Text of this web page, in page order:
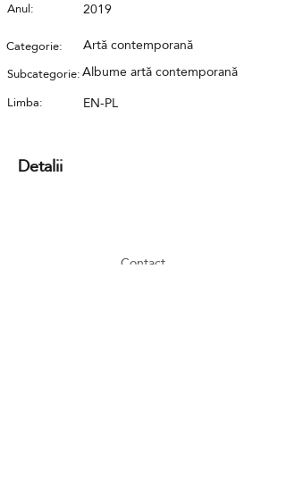
Anul:
2019
Categorie: Artă contemporană
Subcategorie:Albume artă contemporană
Limba: EN-PL
Detalii
Contact